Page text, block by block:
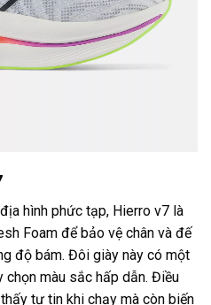
hình phức tạp, Hierro v7 là
Foam để bảo vệ chân và đế
độ bám. Đôi giày này có một
chọn màu sắc hấp dẫn. Điều
tự tin khi chạy mà còn biến